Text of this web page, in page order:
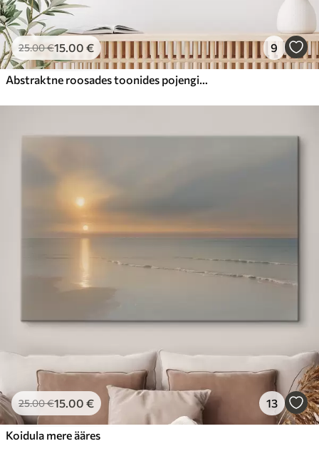
25.00€15.00 € 9
Abstraktne roosades toonides pojengide kimp
25.00€15.00 € 13
Koidula mere ääres